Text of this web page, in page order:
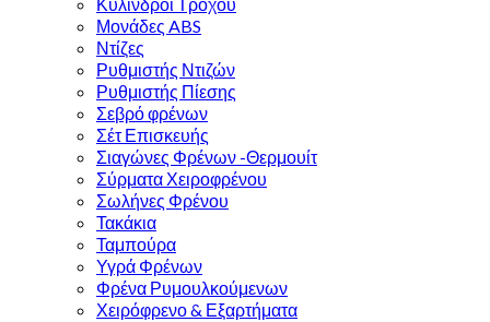
Κύλινδροι Τροχού
Μονάδες ABS
Ντίζες
Ρυθμιστής Ντιζών
Ρυθμιστής Πίεσης
Σεβρό φρένων
Σέτ Επισκευής
Σιαγώνες Φρένων -Θερμουίτ
Σύρματα Χειροφρένου
Σωλήνες Φρένου
Τακάκια
Ταμπούρα
Υγρά Φρένων
Φρένα Ρυμουλκούμενων
Χειρόφρενο & Εξαρτήματα